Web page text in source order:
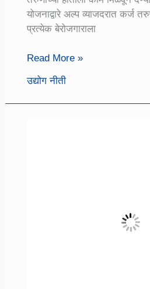
योजनाद्वारे अल्प व्याजदरात कर्ज
प्रत्येक बेरोजगाराला
व्यवसाय
योजना:वीणा
तारण
Read More »
उद्योग नीती